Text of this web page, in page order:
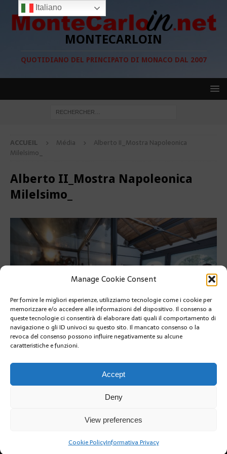
Manage Cookie Consent
Per fornire le migliori esperienze, utilizziamo tecnologie come i cookie per
memorizzare e/o accedere alle informazioni del dispositivo. Il consenso a
queste tecnologie ci consentirà di elaborare dati quali il comportamento di
navigazione o gli ID univoci su questo sito. Il mancato consenso o la
revoca del consenso possono influire negativamente su alcune
caratteristiche e funzioni.
Accept
Deny
View preferences
Cookie PolicyInformativa Privacy
MONTECARLOIN
QUOTIDIANO DEL PRINCIPATO DI MONACO DAL 2007
ACCUEIL Média
Alberto II_Mostra Napoleonica
Milelsimo_
Alberto II_Mostra Napoleonica
Milelsimo_
Copyright @2019 | by Crivle
Italiano